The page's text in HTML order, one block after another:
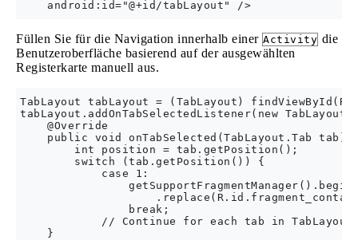
Füllen Sie für die Navigation innerhalb einer Activity die
Benutzeroberfläche basierend auf der ausgewählten
Registerkarte manuell aus.
TabLayout tabLayout = (TabLayout)
tabLayout.addOnTabSelectedListener(new
    @Override
public void onTabSelected(TabLayout.Tab tab)
        int position = tab.getPosition();
        switch (tab.getPosition()) {
            case 1:
                break;
            // Continue for each tab in TabLayout
    }